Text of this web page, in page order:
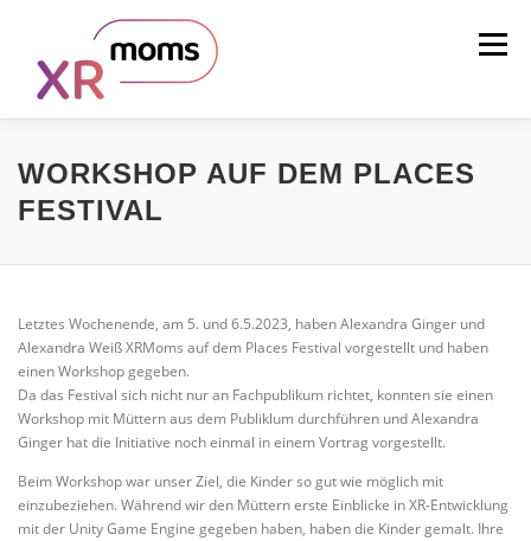
springen
Menü
UNSERE MISSION WAS IST XR?
WORKSHOP AUF DEM PLACES
FESTIVAL
Letztes Wochenende, am 5. und 6.5.2023, haben Alexandra Ginger und
Alexandra Weiß XRMoms auf dem Places Festival vorgestellt und haben
einen Workshop gegeben.
Da das Festival sich nicht nur an Fachpublikum richtet, konnten sie einen
Workshop mit Müttern aus dem Publiklum durchführen und Alexandra
Ginger hat die Initiative noch einmal in einem Vortrag vorgestellt.
Beim Workshop war unser Ziel, die Kinder so gut wie möglich mit
einzubeziehen. Während wir den Müttern erste Einblicke in XR-Entwicklung
mit der Unity Game Engine gegeben haben, haben die Kinder gemalt. Ihre